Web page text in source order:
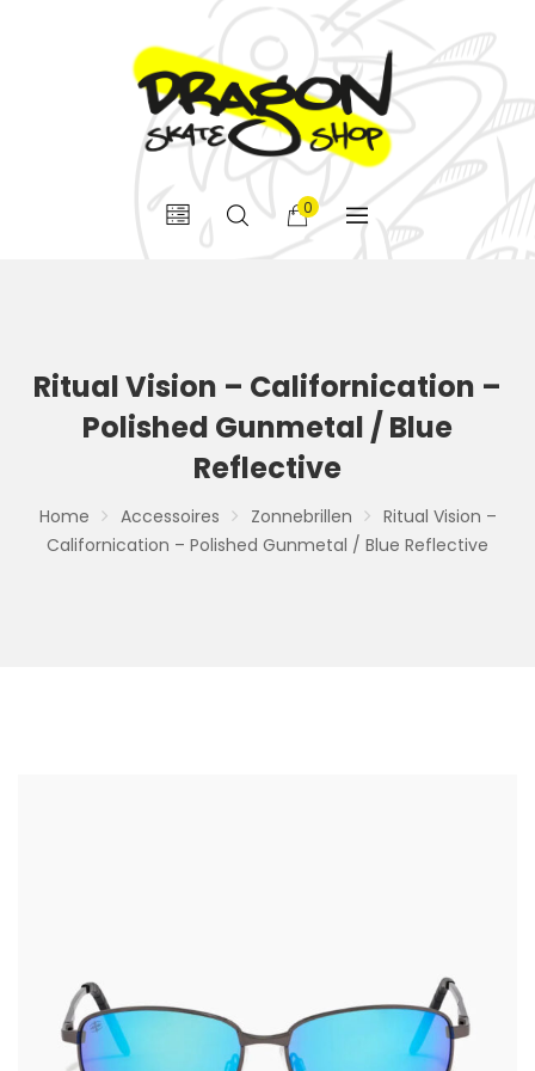
0
Ritual Vision – Californication –
Polished Gunmetal / Blue
Reflective
Home Accessoires Zonnebrillen
Ritual Vision –
Californication – Polished Gunmetal / Blue Reflective